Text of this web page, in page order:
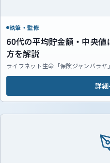
執筆・監修
60代の平均貯金額・中央
方を解説
ライフネット生命「保険ジャンバラ
詳